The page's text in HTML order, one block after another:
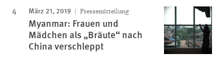
März 21, 2019 Pressemitteilung
Myanmar: Frauen und
Mädchen als „Bräute“ nach
China verschleppt